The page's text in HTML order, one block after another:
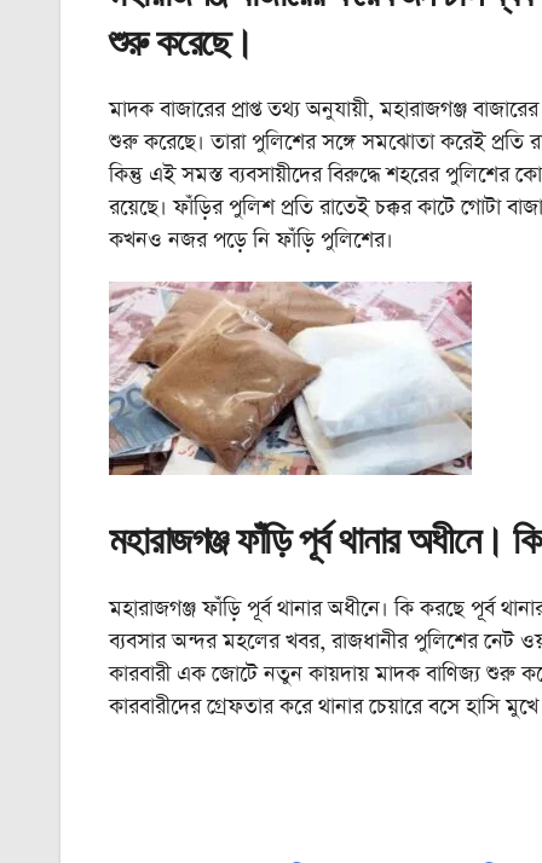
শুরু করেছে।
মাদক বাজারের প্রাপ্ত তথ্য অনুযায়ী, মহারাজগঞ্জ
শুরু করেছে। তারা পুলিশের সঙ্গে সমঝোতা করেই প্রতি
কিন্তু এই সমস্ত ব্যবসায়ীদের বিরুদ্ধে শহরের পুলিশের
রয়েছে। ফাঁড়ির পুলিশ প্রতি রাতেই চক্কর কাটে গোটা
কখনও নজর পড়ে নি ফাঁড়ি পুলিশের।
মহারাজগঞ্জ ফাঁড়ি পূর্ব থানার অধীনে।
মহারাজগঞ্জ ফাঁড়ি পূর্ব থানার অধীনে। কি করছে পূর্ব
ব্যবসার অন্দর মহলের খবর, রাজধানীর পুলিশের নেট
কারবারী এক জোটে নতুন কায়দায় মাদক বাণিজ্য শুরু
কারবারীদের গ্রেফতার করে থানার চেয়ারে বসে